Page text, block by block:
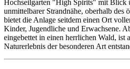
Hochseilgarten "High Spirits" mit Blick
unmittelbarer Strandnähe, oberhalb des
bietet die Anlage seitdem einen Ort
Kinder, Jugendliche und Erwachsene.
eingebettet in einen herrlichen Wald, ist
Naturerlebnis der besonderen Art